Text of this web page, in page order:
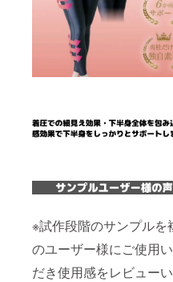
※試作段階のサンプルを
のユーザー様にご使用
だき使用感をレビュー